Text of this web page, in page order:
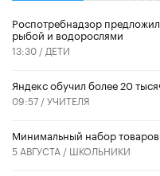
Роспотребнадзор
рыбой и водорослями
13:30 / ДЕТИ
​Яндекс обучил более 20
09:57 /УЧИТЕЛЯ
Минимальный набор
5 АВГУСТА / ШКОЛЬНИКИ